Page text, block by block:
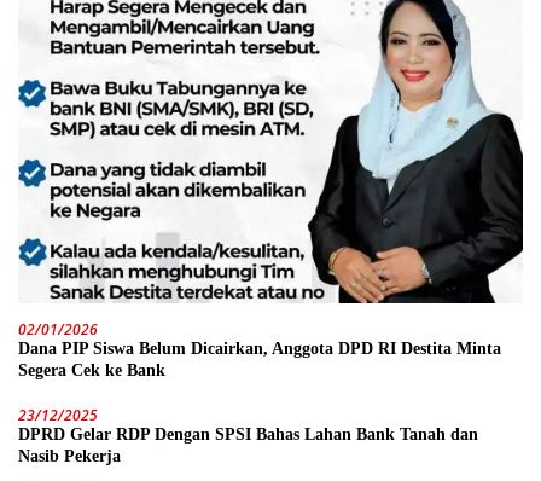
02/01/2026
Dana PIP Siswa Belum Dicairkan, Anggota DPD RI Destita Minta
Segera Cek ke Bank
23/12/2025
DPRD Gelar RDP Dengan SPSI Bahas Lahan Bank Tanah dan
Nasib Pekerja